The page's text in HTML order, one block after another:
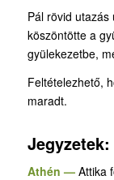
Pál rövid
köszöntötte a
gyülekezetbe,
Feltételezhető,
maradt.
Jegyzetek:
Athén — Attika